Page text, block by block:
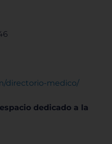
directorio-medico/
dedicado a la